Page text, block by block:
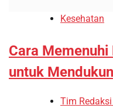
Kesehatan
Cara
untuk
Tim